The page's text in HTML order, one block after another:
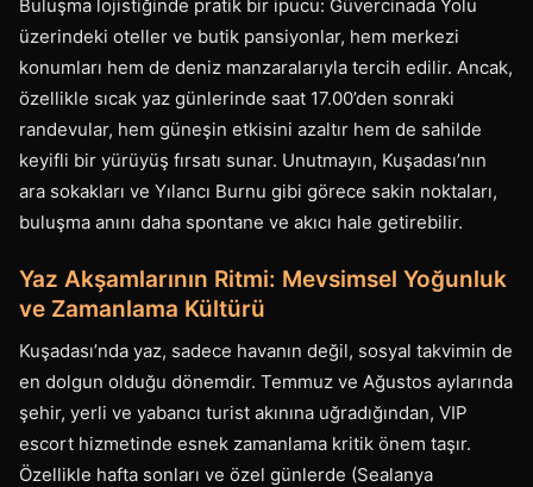
Buluşma lojistiğinde pratik bir ipucu: Güvercinada Yolu
üzerindeki oteller ve butik pansiyonlar, hem merkezi
konumları hem de deniz manzaralarıyla tercih edilir. Ancak,
özellikle sıcak yaz günlerinde saat 17.00’den sonraki
randevular, hem güneşin etkisini azaltır hem de sahilde
keyifli bir yürüyüş fırsatı sunar. Unutmayın, Kuşadası’nın
ara sokakları ve Yılancı Burnu gibi görece sakin noktaları,
buluşma anını daha spontane ve akıcı hale getirebilir.
Yaz Akşamlarının Ritmi: Mevsimsel Yoğunluk
ve Zamanlama Kültürü
Kuşadası’nda yaz, sadece havanın değil, sosyal takvimin de
en dolgun olduğu dönemdir. Temmuz ve Ağustos aylarında
şehir, yerli ve yabancı turist akınına uğradığından, VIP
escort hizmetinde esnek zamanlama kritik önem taşır.
Özellikle hafta sonları ve özel günlerde (Sealanya